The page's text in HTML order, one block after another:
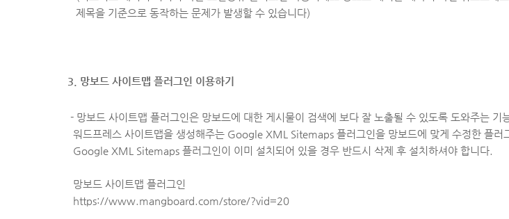
제목을 기준으로 동작하는 문제가 발생할 수 있습니다)
3. 망보드 사이트맵 플러그인 이용하기
- 망보드 사이트맵 플러그인은 망보드에 대한 게시물이 검색에 보다 잘 노출될 수 있도록 도와주는 기
워드프레스 사이트맵을 생성해주는 Google XML Sitemaps 플러그인을 망보드에 맞게 수정한 플러
Google XML Sitemaps 플러그인이 이미 설치되어 있을 경우 반드시 삭제 후 설치하셔야 합니다.
망보드 사이트맵 플러그인
https://www.mangboard.com/store/?vid=20